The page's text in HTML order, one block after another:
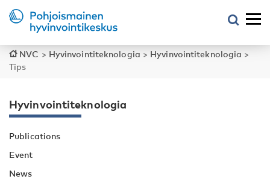
NVC > Hyvinvointiteknologia > Hyvinvointiteknologia >
Tips
Hyvinvointiteknologia
Publications
Event
News